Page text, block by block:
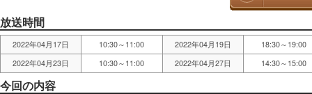
放送時間
2022年04月17日 10:30～11:00 2022年04月19日
18:30～19:00
2022年04月23日
10:30～11:00 2022年04月27日 14:30～15:00
今回の内容